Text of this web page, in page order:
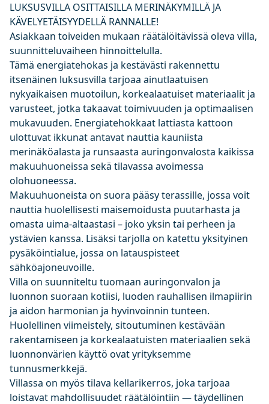
LUKSUSVILLA OSITTAISILLA MERINÄKYMILLÄ JA
KÄVELYETÄISYYDELLÄ RANNALLE!
Asiakkaan toiveiden mukaan räätälöitävissä oleva villa,
suunnitteluvaiheen hinnoittelulla.
Tämä energiatehokas ja kestävästi rakennettu
itsenäinen luksusvilla tarjoaa ainutlaatuisen
nykyaikaisen muotoilun, korkealaatuiset materiaalit ja
varusteet, jotka takaavat toimivuuden ja optimaalisen
mukavuuden. Energiatehokkaat lattiasta kattoon
ulottuvat ikkunat antavat nauttia kauniista
merinäköalasta ja runsaasta auringonvalosta kaikissa
makuuhuoneissa sekä tilavassa avoimessa
olohuoneessa.
Makuuhuoneista on suora pääsy terassille, jossa voit
nauttia huolellisesti maisemoidusta puutarhasta ja
omasta uima-altaastasi – joko yksin tai perheen ja
ystävien kanssa. Lisäksi tarjolla on katettu yksityinen
pysäköintialue, jossa on latauspisteet
sähköajoneuvoille.
Villa on suunniteltu tuomaan auringonvalon ja
luonnon suoraan kotiisi, luoden rauhallisen ilmapiirin
ja aidon harmonian ja hyvinvoinnin tunteen.
Huolellinen viimeistely, sitoutuminen kestävään
rakentamiseen ja korkealaatuisten materiaalien sekä
luonnonvärien käyttö ovat yrityksemme
tunnusmerkkejä.
Villassa on myös tilava kellarikerros, joka tarjoaa
loistavat mahdollisuudet räätälöintiin — täydellinen